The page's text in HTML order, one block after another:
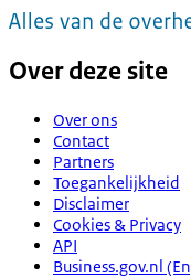
Over deze site
Over ons
Contact
Partners
Toegankelijkheid
Disclaimer
Cookies & Privacy
API
Business.gov.nl